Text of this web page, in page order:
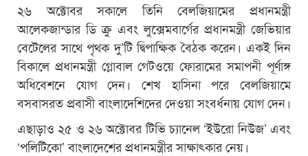
২৬ অক্টোবর সকালে তিনি বেলজিয়ামের প্রধানমন্ত্রী
আলেকজান্ডার ডি ক্রু এবং লুক্সেমবার্গের প্রধানমন্ত্রী জেভিয়ার
বেটেলের সাথে পৃথক দু’টি দ্বিপাক্ষিক বৈঠক করেন। একই দিন
বিকালে প্রধানমন্ত্রী গ্লোবাল গেটওয়ে ফোরামের সমাপনী পূর্ণাঙ্গ
অধিবেশনে যোগ দেন। শেখ হাসিনা পরে বেলজিয়ামে
বসবাসরত প্রবাসী বাংলাদেশিদের দেওয়া সংবর্ধনায় যোগ দেন।
এছাড়াও ২৫ ও ২৬ অক্টোবর টিভি চ্যানেল ‘ইউরো নিউজ’ এবং
‘পলিটিকো’ বাংলাদেশের প্রধানমন্ত্রীর সাক্ষাৎকার নেয়।